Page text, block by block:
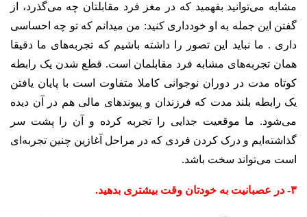
مشابه می‌توانید بفهمید که در مغز فرد مقابلتان چه می‌گذرد، از
گفتن این جمله به او خودداری کنید: من میدانم که تو چه احساسی
داری . ما نباید این تصور را داشته باشیم که تجربه‌های ما دقیقا
همان تجربه‌های مشابه فرد مقابلمان است. قطع شدن یک رابطه
کوتاه مدت در دوران نوجوانی کاملا متفاوت است با پایان یافتن
یک رابطه بلند مدت که فرزندان و پیوندهای مالی هم در آن دیده
می‌شود. ما موقعیت جدایی را تجربه کرده و آن را پشت سر
گذاشته‌ایم و درک کردن فردی که در مراحل آغازین چنین تجربه‌ای
است می‌تواند سخت باشد.
۳- در عصبانیت به خودتان وقت بیشتری بدهید.